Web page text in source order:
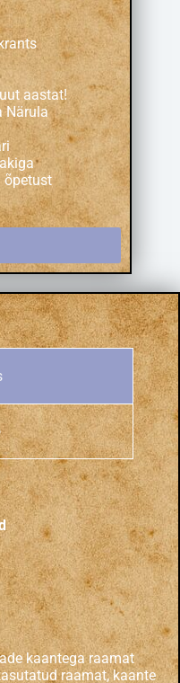
aastat!
Närula
õpetust
kaantega raamat
raamat, kaante